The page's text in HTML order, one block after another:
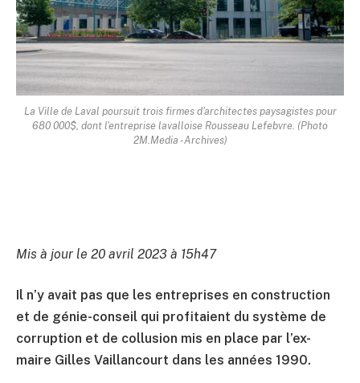
La Ville de Laval poursuit trois firmes d'architectes paysagistes pour
680 000$, dont l'entreprise lavalloise Rousseau Lefebvre. (Photo
2M.Media -Archives)
Mis à jour le 20 avril 2023 à 15h47
Il n’y avait pas que les entreprises en construction
et de génie-conseil qui profitaient du système de
corruption et de collusion mis en place par l’ex-
maire Gilles Vaillancourt dans les années 1990.